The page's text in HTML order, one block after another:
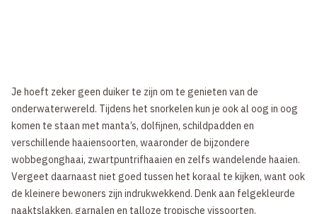
Je hoeft zeker geen duiker te zijn om te genieten van de
onderwaterwereld. Tijdens het snorkelen kun je ook al oog in oog
komen te staan met manta’s, dolfijnen, schildpadden en
verschillende haaiensoorten, waaronder de bijzondere
wobbegonghaai, zwartpuntrifhaaien en zelfs wandelende haaien.
Vergeet daarnaast niet goed tussen het koraal te kijken, want ook
de kleinere bewoners zijn indrukwekkend. Denk aan felgekleurde
naaktslakken, garnalen en talloze tropische vissoorten.